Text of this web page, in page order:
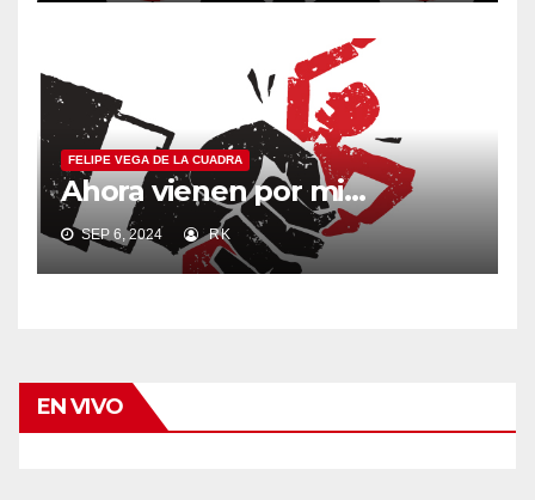
FELIPE VEGA DE LA CUADRA
Ahora vienen por mi…
SEP 6, 2024 RK
EN VIVO